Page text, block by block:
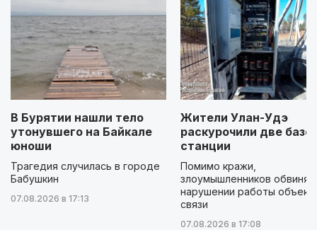
В Бурятии нашли тело
утонувшего на Байкале
юноши
Трагедия случилась в городе
Бабушкин
07.08.2026 в 17:13
Жители Улан-Удэ
раскурочили две
станции
Помимо кражи,
злоумышленников
нарушении работы
связи
07.08.2026 в 17:08